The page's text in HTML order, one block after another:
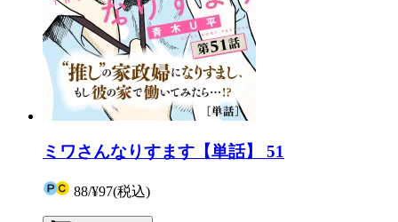
ミワさんなりすます【単話】 51
88/¥97(税込)